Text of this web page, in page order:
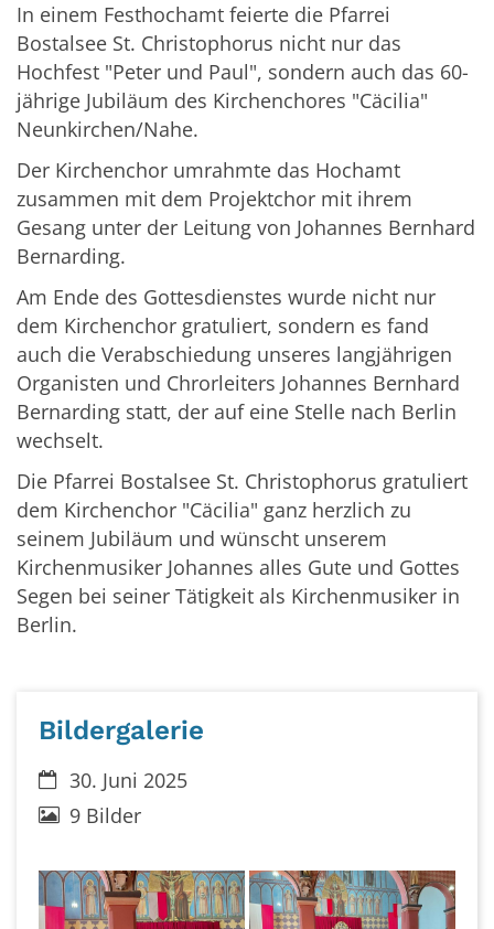
In einem Festhochamt feierte die Pfarrei
Bostalsee St. Christophorus nicht nur das
Hochfest "Peter und Paul", sondern auch das 60-
jährige Jubiläum des Kirchenchores "Cäcilia"
Neunkirchen/Nahe.
Der Kirchenchor umrahmte das Hochamt
zusammen mit dem Projektchor mit ihrem
Gesang unter der Leitung von Johannes Bernhard
Bernarding.
Am Ende des Gottesdienstes wurde nicht nur
dem Kirchenchor gratuliert, sondern es fand
auch die Verabschiedung unseres langjährigen
Organisten und Chrorleiters Johannes Bernhard
Bernarding statt, der auf eine Stelle nach Berlin
wechselt.
Die Pfarrei Bostalsee St. Christophorus gratuliert
dem Kirchenchor "Cäcilia" ganz herzlich zu
seinem Jubiläum und wünscht unserem
Kirchenmusiker Johannes alles Gute und Gottes
Segen bei seiner Tätigkeit als Kirchenmusiker in
Berlin.
Bildergalerie
Datum:
30. Juni 2025
9 Bilder